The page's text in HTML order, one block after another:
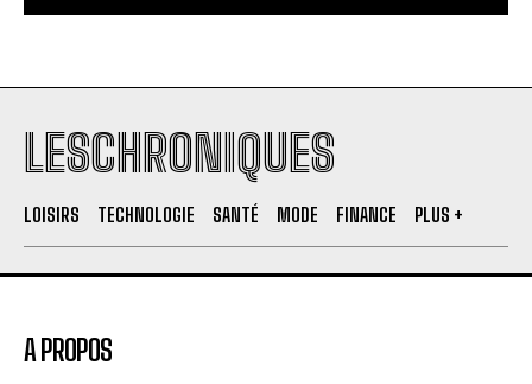
LESCHRONIQUES
LOISIRS TECHNOLOGIE SANTÉ MODE FINANCE PLUS +
A PROPOS